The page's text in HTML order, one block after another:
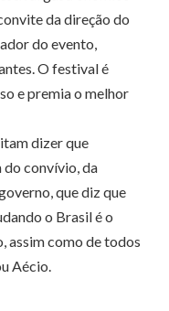
da direção do
do evento,
O festival é
e premia o melhor
dizer que
do convívio, da
que diz que
o Brasil é o
assim como de todos
Aécio.